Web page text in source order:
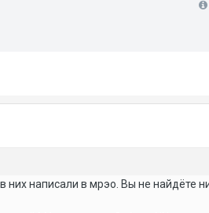
написали в мрэо. Вы не найдёте